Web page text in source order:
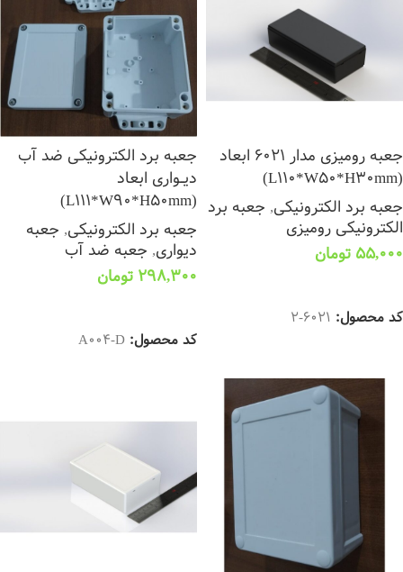
جعبه رومیزی مدار 6021 ابعاد
(L110*W50*H30mm)
جعبه برد الکترونیکی, جعبه برد
الکترونیکی رومیزی
55,000 تومان
کد محصول: 6021-2
جعبه برد الکترونیکی ضد آب
دیــواری ابعاد
(L111*W90*H50mm)
جعبه برد الکترونیکی, جعبه
دیواری, جعبه ضد آب
298,300 تومان
کد محصول: A004-D